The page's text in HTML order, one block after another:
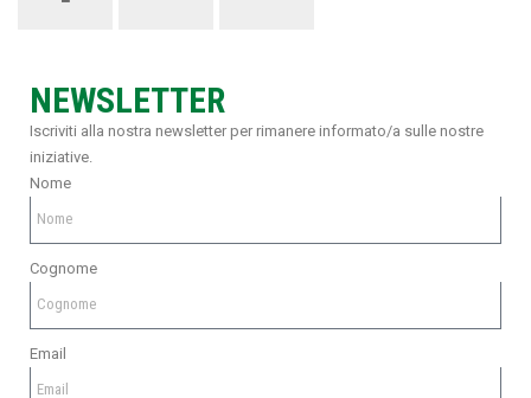
NEWSLETTER
Iscriviti alla nostra newsletter per rimanere informato/a sulle nostre
iniziative.
Nome
Cognome
Email